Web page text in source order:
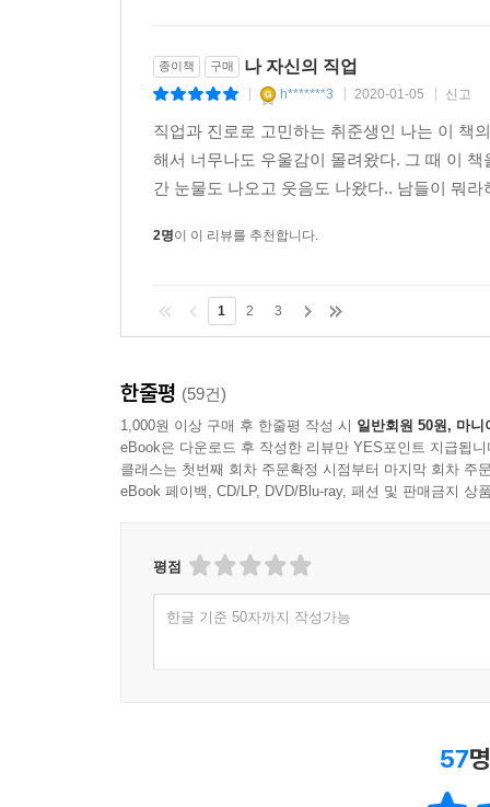
종이책 구매 나 자신의 직업
h*******3 2020-01-05 신고
직업과 진로로 고민하는 취준생인 나는 이 책
해서 너무나도 우울감이 몰려왔다. 그 때 이
간 눈물도 나오고 웃음도 나왔다.. 남들이 뭐
2명이 이 리뷰를 추천합니다.
1 2 3
한줄평 (59건)
1,000원 이상 구매 후 한줄평 작성 시 일반회원 50원, 마니
eBook은 다운로드 후 작성한 리뷰만 YES포인트 지급됩니
클래스는 첫번째 회차 주문확정 시점부터 마지막 회차 주
eBook 페이백, CD/LP, DVD/Blu-ray, 패션 및 판매금지 상
평점
한글 기준 50자까지 작성가능
57